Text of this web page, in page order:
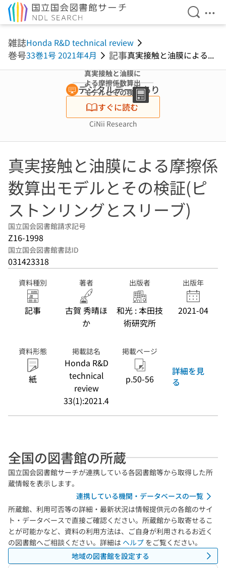
検索を
メ
雑誌Honda R&D technical review
巻号33巻1号 2021年4月 記事真実接触と油膜による...
真実接触と油膜に
よる摩擦係数算出
モデルとその検証
(ピストンリング
とスリーブ)
デジタルデータあり
すぐに読む
CiNii Research
真実接触と油膜による摩擦係
数算出モデルとその検証(ピ
ストンリングとスリーブ)
国立国会図書館請求記号
Z16-1998
国立国会図書館書誌ID
031423318
資料種別
記事
著者
古賀 秀晴ほ
か
出版者
和光 : 本田技
術研究所
出版年
2021-04
資料形態
紙
掲載誌名
Honda R&D
technical
review
33(1):2021.4
掲載ページ
p.50-56
詳細を見
る
全国の図書館の所蔵
国立国会図書館サーチが連携している各図書館等から取得した所
蔵情報を表示します。
連携している機関・データベースの一覧
所蔵館、利用可否等の詳細・最新状況は情報提供元の各館のサイ
ト・データベースで直接ご確認ください。所蔵館から取寄せるこ
とが可能かなど、資料の利用方法は、ご自身が利用されるお近く
の図書館へご相談ください。詳細は ヘルプ をご覧ください。
地域の図書館を設定する